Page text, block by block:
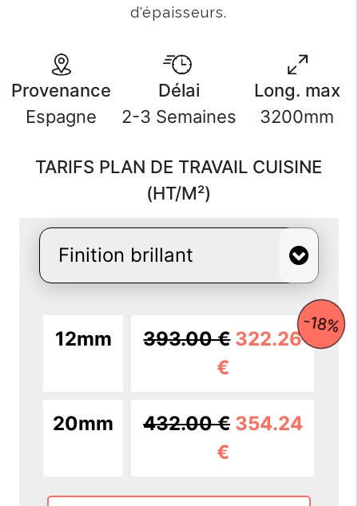
d'épaisseurs.
Provenance
Espagne
Délai
2-3 Semaines
Long. max
3200mm
TARIFS PLAN DE TRAVAIL CUISINE
(HT/M²)
-18%
12mm 393.00 € 322.26
€
20mm 432.00 € 354.24
€